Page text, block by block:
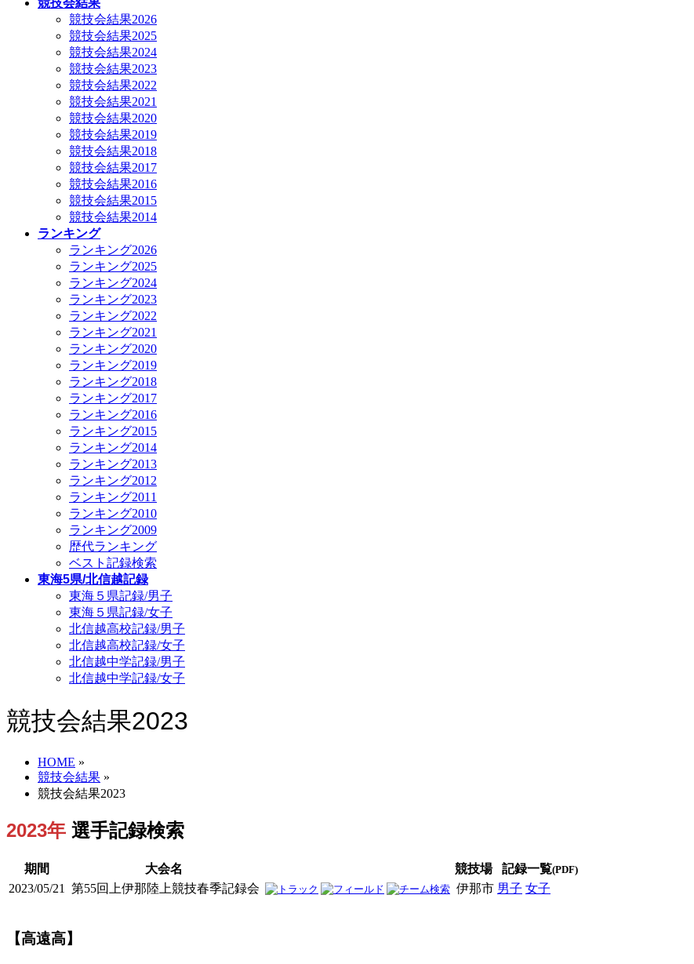
競技会結果
競技会結果2026
競技会結果2025
競技会結果2024
競技会結果2023
競技会結果2022
競技会結果2021
競技会結果2020
競技会結果2019
競技会結果2018
競技会結果2017
競技会結果2016
競技会結果2015
競技会結果2014
ランキング
ランキング2026
ランキング2025
ランキング2024
ランキング2023
ランキング2022
ランキング2021
ランキング2020
ランキング2019
ランキング2018
ランキング2017
ランキング2016
ランキング2015
ランキング2014
ランキング2013
ランキング2012
ランキング2011
ランキング2010
ランキング2009
歴代ランキング
ベスト記録検索
東海5県/北信越記録
東海５県記録/男子
東海５県記録/女子
北信越高校記録/男子
北信越高校記録/女子
北信越中学記録/男子
北信越中学記録/女子
競技会結果2023
HOME »
競技会結果 »
競技会結果2023
2023年 選手記録検索
期間 大会名 競技場 記録一覧(PDF)
2023/05/21 第55回上伊那陸上競技春季記録会 伊那市 男子 女子
【高遠高】